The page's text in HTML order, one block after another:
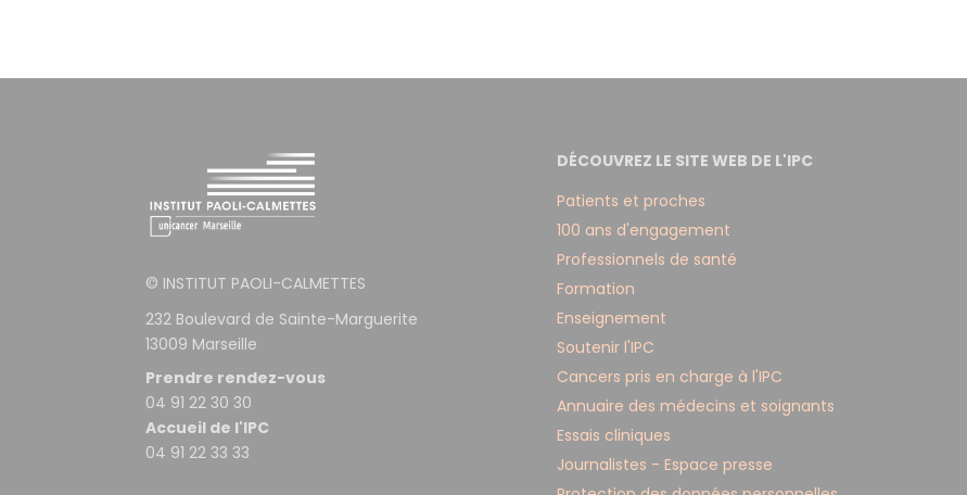
© INSTITUT PAOLI-CALMETTES
232 Boulevard de Sainte-Marguerite
13009 Marseille
Prendre rendez-vous
04 91 22 30 30
Accueil de l'IPC
04 91 22 33 33
DÉCOUVREZ LE SITE WEB DE L'IPC
Patients et proches
100 ans d'engagement
Professionnels de santé
Formation
Enseignement
Soutenir l'IPC
Cancers pris en charge à l'IPC
Annuaire des médecins et soignants
Essais cliniques
Journalistes - Espace presse